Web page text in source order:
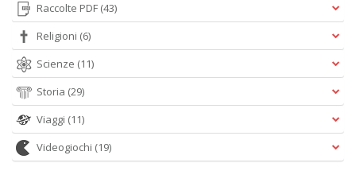
Raccolte PDF (43)
Religioni (6)
Scienze (11)
Storia (29)
Viaggi (11)
Videogiochi (19)